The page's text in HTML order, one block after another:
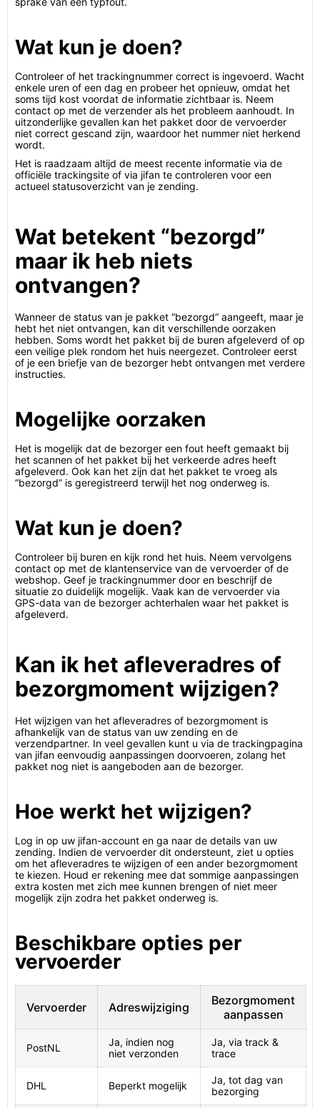
Wat kun je doen?
Controleer of het trackingnummer correct is ingevoerd. Wacht
enkele uren of een dag en probeer het opnieuw, omdat het
soms tijd kost voordat de informatie zichtbaar is. Neem
contact op met de verzender als het probleem aanhoudt. In
uitzonderlijke gevallen kan het pakket door de vervoerder
niet correct gescand zijn, waardoor het nummer niet herkend
wordt.
Het is raadzaam altijd de meest recente informatie via de
officiële trackingsite of via jifan te controleren voor een
actueel statusoverzicht van je zending.
Wat betekent “bezorgd”
maar ik heb niets
ontvangen?
Wanneer de status van je pakket “bezorgd” aangeeft, maar je
hebt het niet ontvangen, kan dit verschillende oorzaken
hebben. Soms wordt het pakket bij de buren afgeleverd of op
een veilige plek rondom het huis neergezet. Controleer eerst
of je een briefje van de bezorger hebt ontvangen met verdere
instructies.
Mogelijke oorzaken
Het is mogelijk dat de bezorger een fout heeft gemaakt bij
het scannen of het pakket bij het verkeerde adres heeft
afgeleverd. Ook kan het zijn dat het pakket te vroeg als
“bezorgd” is geregistreerd terwijl het nog onderweg is.
Wat kun je doen?
Controleer bij buren en kijk rond het huis. Neem vervolgens
contact op met de klantenservice van de vervoerder of de
webshop. Geef je trackingnummer door en beschrijf de
situatie zo duidelijk mogelijk. Vaak kan de vervoerder via
GPS-data van de bezorger achterhalen waar het pakket is
afgeleverd.
Kan ik het afleveradres of
bezorgmoment wijzigen?
Het wijzigen van het afleveradres of bezorgmoment is
afhankelijk van de status van uw zending en de
verzendpartner. In veel gevallen kunt u via de trackingpagina
van jifan eenvoudig aanpassingen doorvoeren, zolang het
pakket nog niet is aangeboden aan de bezorger.
Hoe werkt het wijzigen?
Log in op uw jifan-account en ga naar de details van uw
zending. Indien de vervoerder dit ondersteunt, ziet u opties
om het afleveradres te wijzigen of een ander bezorgmoment
te kiezen. Houd er rekening mee dat sommige aanpassingen
extra kosten met zich mee kunnen brengen of niet meer
mogelijk zijn zodra het pakket onderweg is.
Beschikbare opties per
vervoerder
Vervoerder Adreswijziging
Bezorgmoment
aanpassen
PostNL
Ja, indien nog
niet verzonden
Ja, via track &
trace
DHL Beperkt mogelijk
Ja, tot dag van
bezorging